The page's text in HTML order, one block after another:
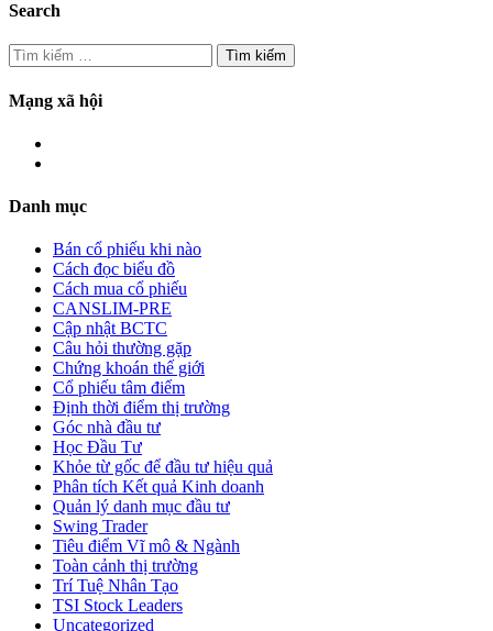
Search
Tìm
kiếm
cho:
Mạng xã hội
Danh mục
Bán cổ phiếu khi nào
Cách đọc biểu đồ
Cách mua cổ phiếu
CANSLIM-PRE
Cập nhật BCTC
Câu hỏi thường gặp
Chứng khoán thế giới
Cổ phiếu tâm điểm
Định thời điểm thị trường
Góc nhà đầu tư
Học Đầu Tư
Khỏe từ gốc để đầu tư hiệu quả
Phân tích Kết quả Kinh doanh
Quản lý danh mục đầu tư
Swing Trader
Tiêu điểm Vĩ mô & Ngành
Toàn cảnh thị trường
Trí Tuệ Nhân Tạo
TSI Stock Leaders
Uncategorized